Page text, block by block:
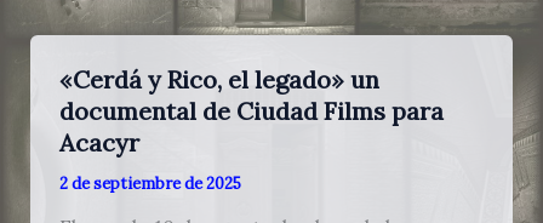
«Cerdá y Rico, el legado» un
documental de Ciudad Films para
Acacyr
2 de septiembre de 2025